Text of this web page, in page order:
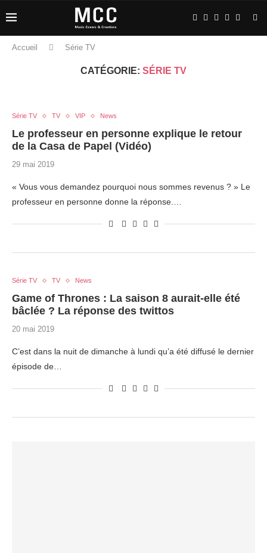
Accueil Série TV
CATÉGORIE: SÉRIE TV
Série TV TV VIP News
Le professeur en personne explique le retour
de la Casa de Papel (Vidéo)
29 mai 2019
« Vous vous demandez pourquoi nous sommes revenus ? » Le
professeur en personne donne la réponse.…
Série TV TV News
Game of Thrones : La saison 8 aurait-elle été
bâclée ? La réponse des twittos
20 mai 2019
C’est dans la nuit de dimanche à lundi qu’a été diffusé le dernier
épisode de…